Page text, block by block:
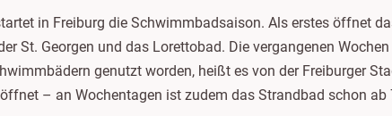
in Freiburg die Schwimmbadsaison. Als erstes öffnet
St. Georgen und das Lorettobad. Die vergangenen
genutzt worden, heißt es von der Freiburger
– an Wochentagen ist zudem das Strandbad schon ab